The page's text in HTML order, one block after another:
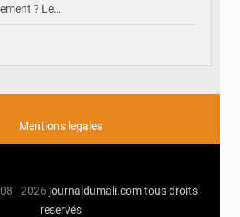
? Le…
Mentions legales
- 2026 journaldumali.com tous droits
reservés